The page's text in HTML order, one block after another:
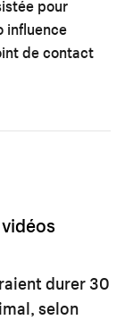
pour
influence
de contact
durer 30
selon